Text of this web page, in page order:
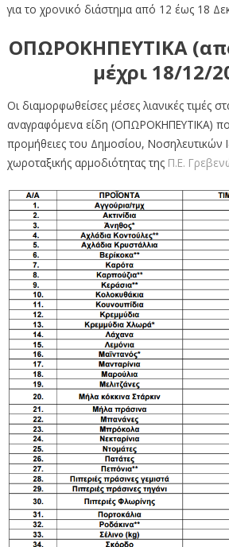
για το χρονικό διάστημα από 12 έως 18
ΟΠΩΡΟΚΗΠΕΥΤΙΚΑ
μέχρι 18/12/
Οι διαμορφωθείσες μέσες λιανικές τιμές
αναγραφόμενα είδη (ΟΠΩΡΟΚΗΠΕΥΤΙΚΑ)
προμήθειες του Δημοσίου, Νοσηλευτικών
χωροταξικής αρμοδιότητας της Π.Ε.